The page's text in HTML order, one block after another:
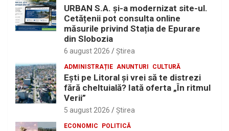
URBAN S.A. și-a modernizat site-ul.
Cetățenii pot consulta online
măsurile privind Stația de Epurare
din Slobozia
6 august 2026 Ştirea
ADMINISTRAȚIE ANUNTURI CULTURĂ
Eşti pe Litoral şi vrei să te distrezi
fără cheltuială? Iată oferta „În ritmul
Verii”
5 august 2026 Ştirea
ECONOMIC POLITICĂ